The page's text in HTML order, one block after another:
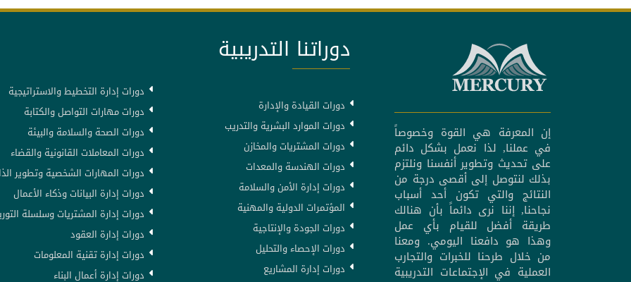
إن المعرفة هي القوة وخصوصاً
في عملنا, لذا نعمل بشكل دائم
على تحديث وتطوير أنفسنا ونلتزم
بذلك لنتوصل إلى أقصى درجة من
النتائج والتي تكون أحد أسباب
نجاحنا, إننا نرى دائماً بأن هنالك
طريقة أفضل للقيام بأي عمل
وهذا هو دافعنا اليومي. ومعنا
من خلال طرحنا للخبرات والتجارب
العملية في الإجتماعات التدريبية
دوراتنا التدريبية
دورات القيادة والإدارة
دورات الموارد البشرية والتدريب
دورات المشتريات والمخازن
دورات الهندسة والمعدات
دورات إدارة الأمن والسلامة
المؤتمرات الدولية والمهنية
دورات الجودة والإنتاجية
دورات الإحصاء والتحليل
دورات إدارة المشاريع
دورات إدارة التخطيط والاستراتيجية
دورات مهارات التواصل والكتابة
دورات الصحة والسلامة والبيئة
دورات المعاملات القانونية والقضاء
دورات المهارات الشخصية وتطوير
دورات إدارة البيانات وذكاء الأعمال
دورات إدارة المشتريات وسلسلة
دورات إدارة العقود
دورات إدارة تقنية المعلومات
دورات إدارة أعمال البناء